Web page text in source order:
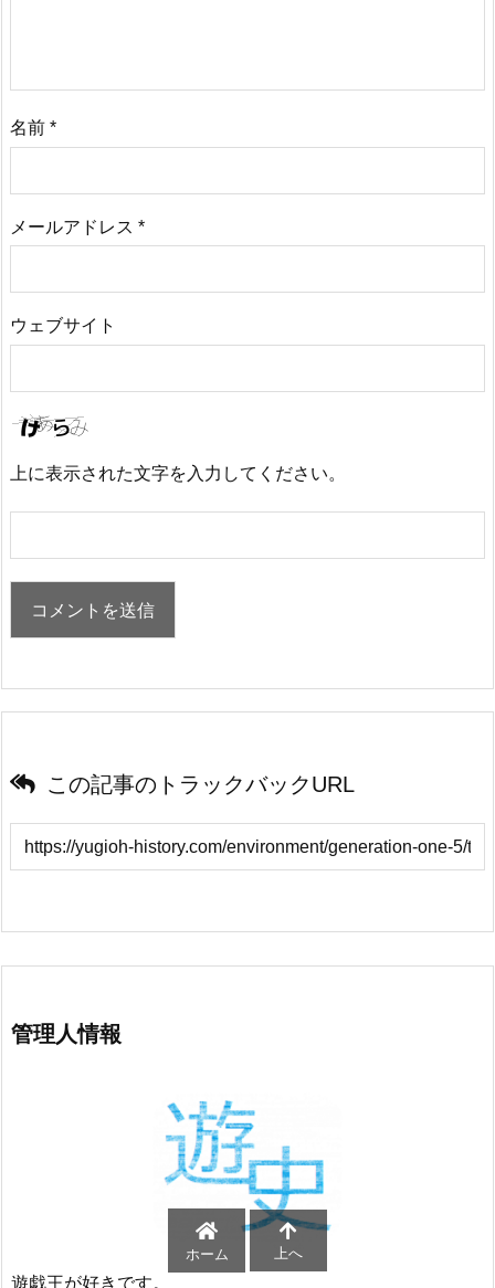
名前 *
メールアドレス *
ウェブサイト
上に表示された文字を入力してください。
この記事のトラックバックURL
管理人情報
遊戯王が好きです。
ホーム 上へ